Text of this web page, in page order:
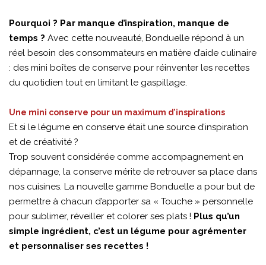
Pourquoi ? Par manque d’inspiration, manque de
temps ? Avec cette nouveauté, Bonduelle répond à un
réel besoin des consommateurs en matière d’aide culinaire
: des mini boîtes de conserve pour réinventer les recettes
du quotidien tout en limitant le gaspillage.
Une mini conserve pour un maximum d’inspirations
Et si le légume en conserve était une source d’inspiration
et de créativité ?
Trop souvent considérée comme accompagnement en
dépannage, la conserve mérite de retrouver sa place dans
nos cuisines. La nouvelle gamme Bonduelle a pour but de
permettre à chacun d’apporter sa « Touche » personnelle
pour sublimer, réveiller et colorer ses plats ! Plus qu’un
simple ingrédient, c’est un légume pour agrémenter
et personnaliser ses recettes !